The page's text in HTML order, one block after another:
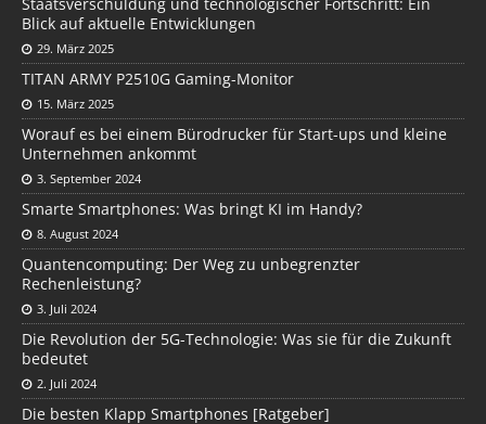
Staatsverschuldung und technologischer Fortschritt: Ein
Blick auf aktuelle Entwicklungen
29. März 2025
TITAN ARMY P2510G Gaming-Monitor
15. März 2025
Worauf es bei einem Bürodrucker für Start-ups und kleine
Unternehmen ankommt
3. September 2024
Smarte Smartphones: Was bringt KI im Handy?
8. August 2024
Quantencomputing: Der Weg zu unbegrenzter
Rechenleistung?
3. Juli 2024
Die Revolution der 5G-Technologie: Was sie für die Zukunft
bedeutet
2. Juli 2024
Die besten Klapp Smartphones [Ratgeber]